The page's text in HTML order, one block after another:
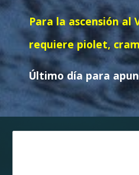
Para la ascensión al
requiere piolet,
Último día para